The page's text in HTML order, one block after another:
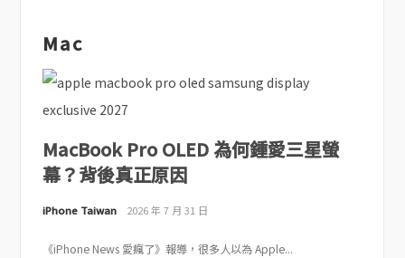
Mac
MacBook Pro OLED 為何鍾愛三星螢
幕？背後真正原因
iPhone Taiwan 2026 年 7 月 31 日
《iPhone News 愛瘋了》報導，很多人以為 Apple...